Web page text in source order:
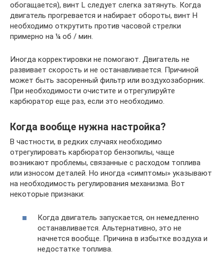
обогащается), винт L следует слегка затянуть. Когда
двигатель прогревается и набирает обороты, винт H
необходимо открутить против часовой стрелки
примерно на ¼ об / мин.
Иногда корректировки не помогают. Двигатель не
развивает скорость и не останавливается. Причиной
может быть засоренный фильтр или воздухозаборник.
При необходимости очистите и отрегулируйте
карбюратор еще раз, если это необходимо.
Когда вообще нужна настройка?
В частности, в редких случаях необходимо
отрегулировать карбюратор бензопилы, чаще
возникают проблемы, связанные с расходом топлива
или износом деталей. Но иногда «симптомы» указывают
на необходимость регулирования механизма. Вот
некоторые признаки:
Когда двигатель запускается, он немедленно
останавливается. Альтернативно, это не
начнется вообще. Причина в избытке воздуха и
недостатке топлива.